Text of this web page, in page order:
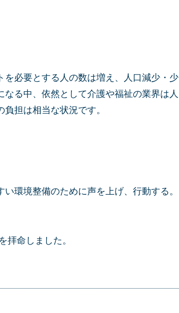
必要とする人の数は増え、人口減少・少
る中、依然として介護や福祉の業界は人
担は相当な状況です。
環境整備のために声を上げ、行動する。
拝命しました。